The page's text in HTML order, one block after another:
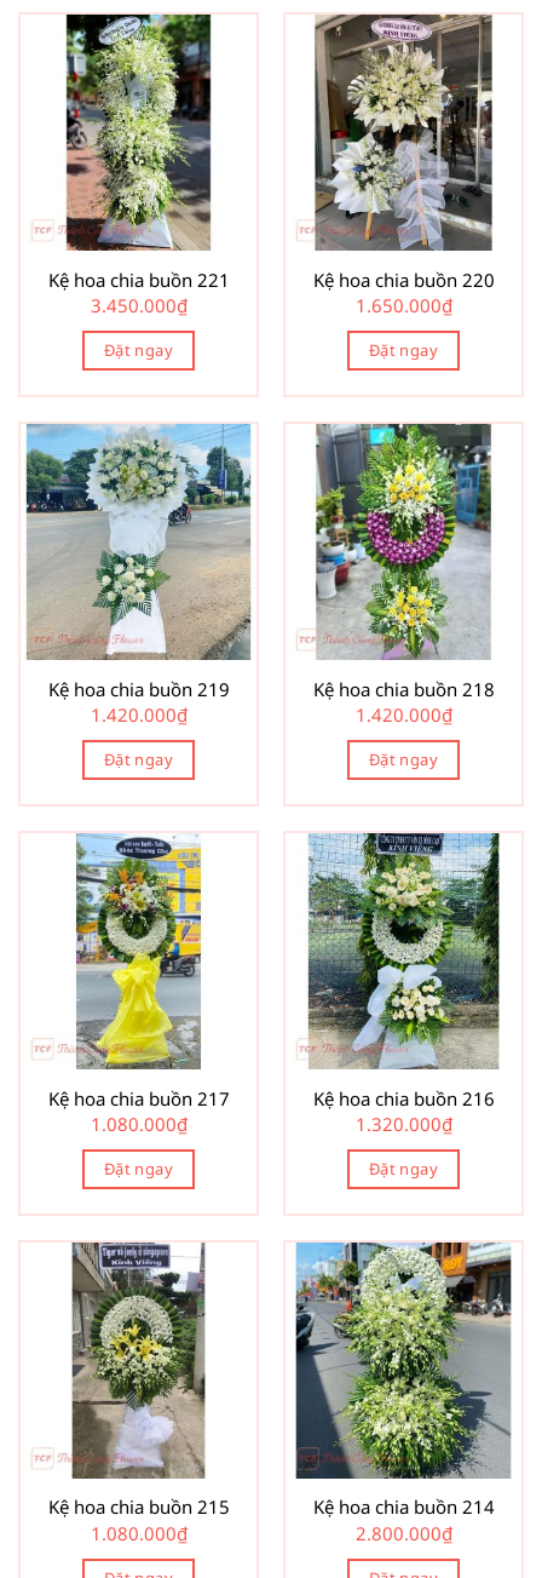
Kệ hoa chia buồn 221
3.450.000₫
Đặt ngay
Kệ hoa chia buồn 220
1.650.000₫
Đặt ngay
Kệ hoa chia buồn 219
1.420.000₫
Đặt ngay
Kệ hoa chia buồn 218
1.420.000₫
Đặt ngay
Kệ hoa chia buồn 217
1.080.000₫
Đặt ngay
Kệ hoa chia buồn 216
1.320.000₫
Đặt ngay
Kệ hoa chia buồn 215
1.080.000₫
Kệ hoa chia buồn 214
2.800.000₫